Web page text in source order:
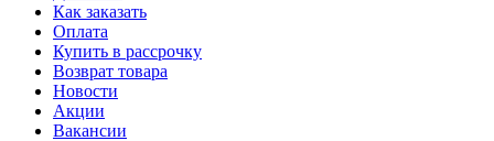
Как заказать
Оплата
Купить в рассрочку
Возврат товара
Новости
Акции
Вакансии